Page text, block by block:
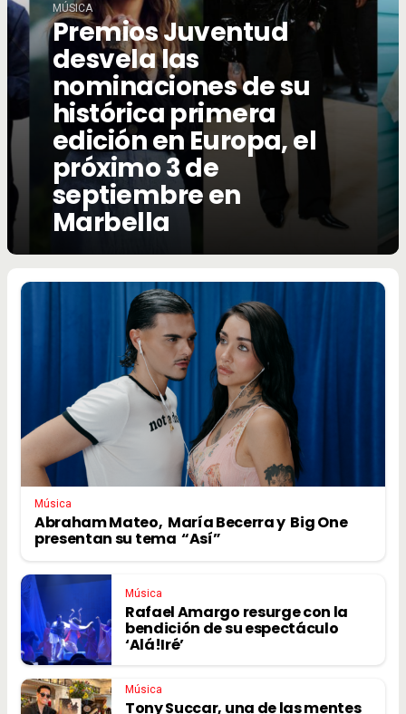
MÚSICA
Premios Juventud
desvela las
nominaciones de su
histórica primera
edición en Europa, el
próximo 3 de
septiembre en
Marbella
Música
Abraham Mateo, María Becerra y Big One
presentan su tema “Así”
Música
Rafael Amargo resurge con la
bendición de su espectáculo
‘Alá!Iré’
Música
Tony Succar, una de las mentes